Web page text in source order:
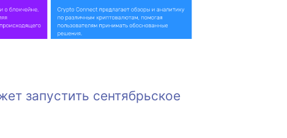
запустить сентябрьское